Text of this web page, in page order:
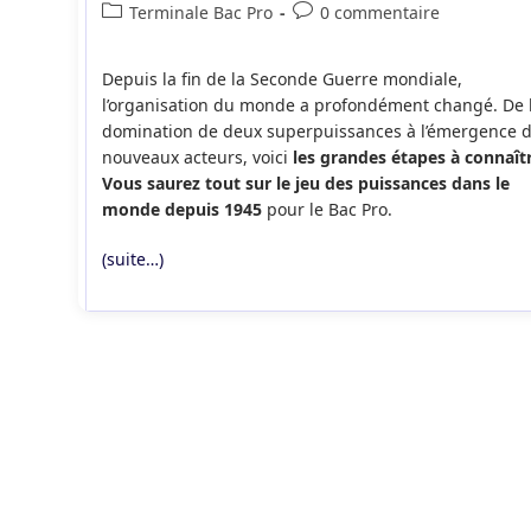
de
publiée :
PostTerminale Bac Pro
Commentaires
publication :
0 commentaire
Depuis la fin de la Seconde Guerre mondiale,
l’organisation du monde a profondément changé. De
domination de deux superpuissances à l’émergence
nouveaux acteurs, voici les grandes étapes à
Vous saurez tout sur le jeu des puissances dans le
monde depuis 1945pour le Bac Pro.
(suite…)